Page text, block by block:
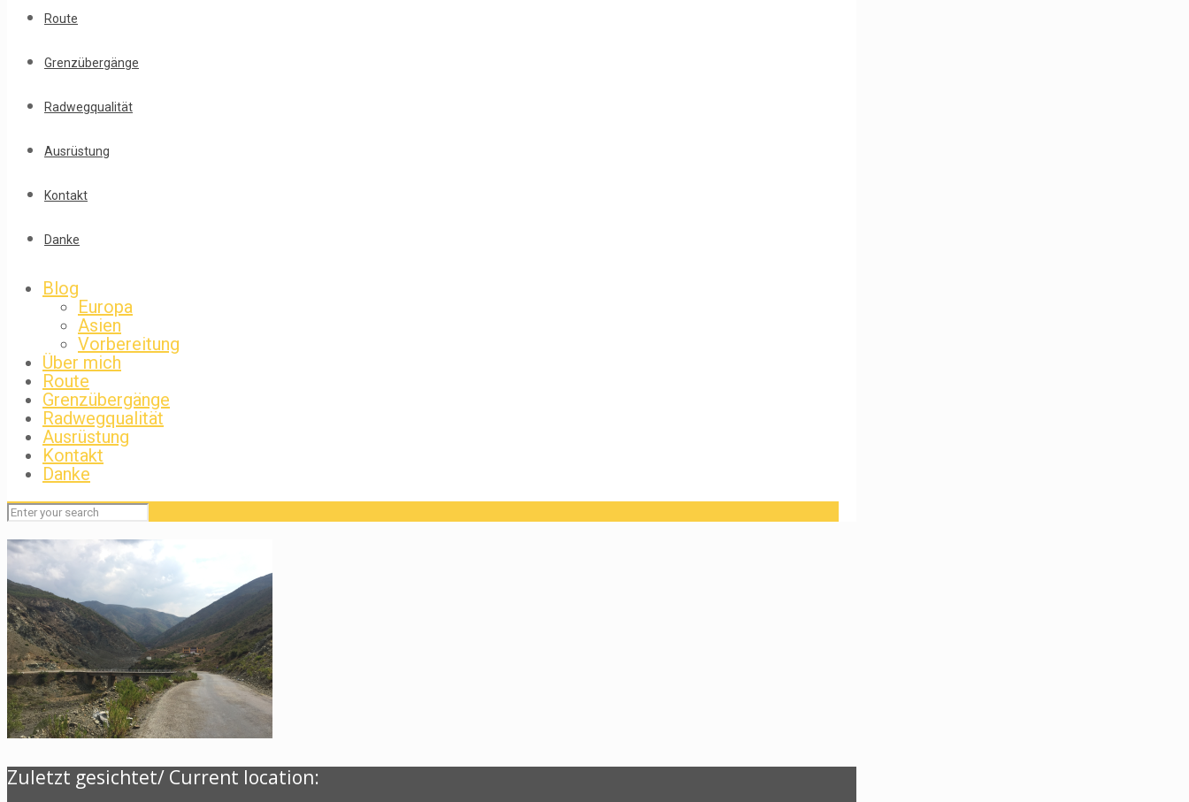
Route
Grenzübergänge
Radwegqualität
Ausrüstung
Kontakt
Danke
Blog
Europa
Asien
Vorbereitung
Über mich
Route
Grenzübergänge
Radwegqualität
Ausrüstung
Kontakt
Danke
Zuletzt gesichtet/ Current location: